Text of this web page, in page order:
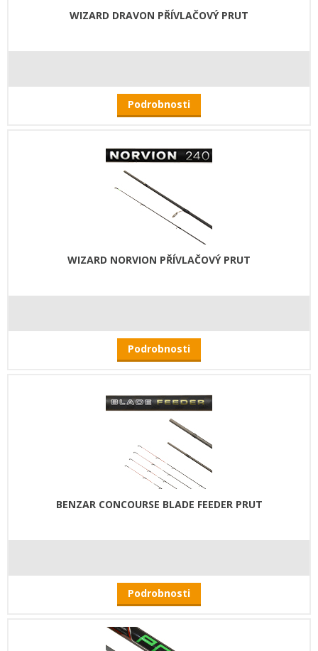
WIZARD DRAVON PŘÍVLAČOVÝ PRUT
Podrobnosti
WIZARD NORVION PŘÍVLAČOVÝ PRUT
Podrobnosti
BENZAR CONCOURSE BLADE FEEDER PRUT
Podrobnosti